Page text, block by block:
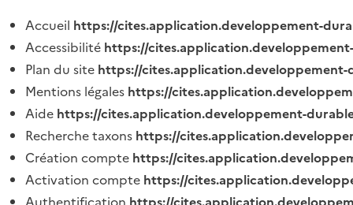
Accueil https://cites.application.developpement-
Accessibilité https://
Plan du site https://
Mentions légales https://
Aide https://cites.application.developpement-
Recherche taxons https://
Création compte https://
Activation compte https://